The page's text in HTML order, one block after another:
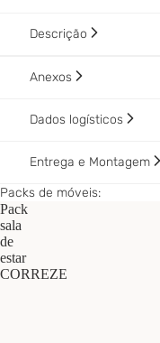
Descrição
Anexos
Dados logísticos
Entrega e Montagem
Packs de móveis:
Pack
sala
de
estar
CORREZE